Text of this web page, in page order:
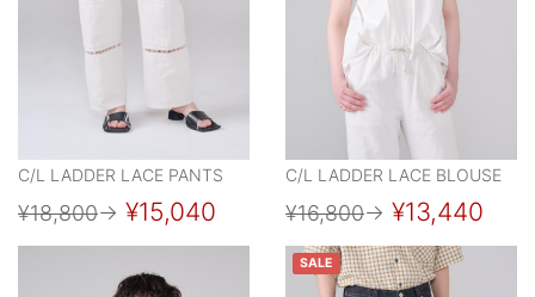
C/L LADDER LACE PANTS
¥18,800→ ¥15,040
C/L LADDER LACE BLOUSE
¥16,800→ ¥13,440
SALE